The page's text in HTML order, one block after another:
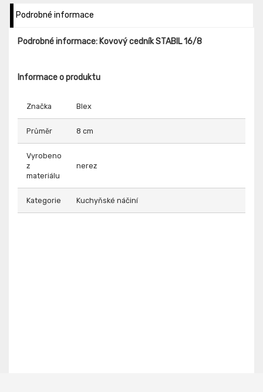
Podrobné informace
Podrobné informace: Kovový cedník STABIL 16/8
Informace o produktu
Značka Blex
Průměr 8 cm
Vyrobeno
z
materiálu
nerez
Kategorie Kuchyňské náčiní